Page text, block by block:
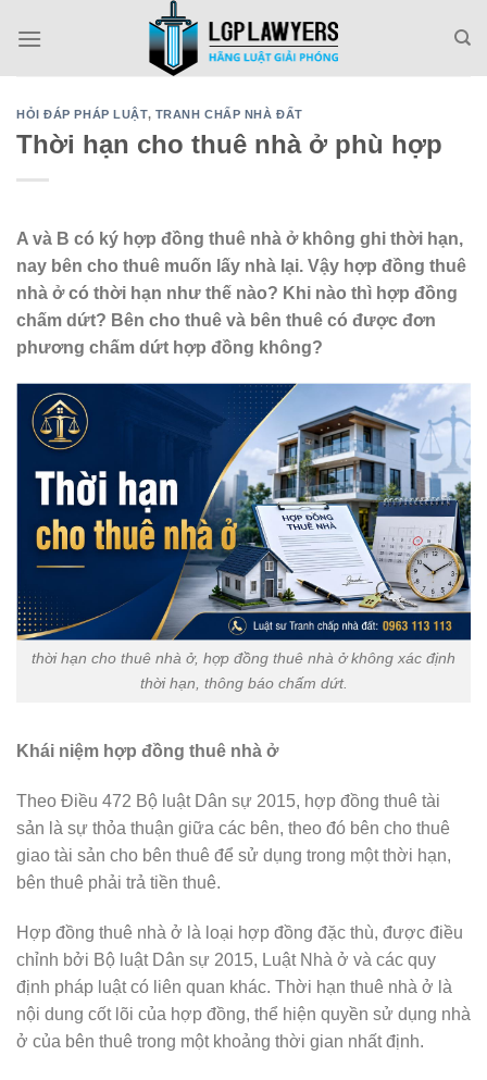
HỎI ĐÁP PHÁP LUẬT, TRANH CHẤP NHÀ ĐẤT
Thời hạn cho thuê nhà ở phù hợp
A và B có ký hợp đồng thuê nhà ở không ghi thời hạn,
nay bên cho thuê muốn lấy nhà lại. Vậy hợp đồng thuê
nhà ở có thời hạn như thế nào? Khi nào thì hợp đồng
chấm dứt? Bên cho thuê và bên thuê có được đơn
phương chấm dứt hợp đồng không?
thời hạn cho thuê nhà ở, hợp đồng thuê nhà ở không xác định
thời hạn, thông báo chấm dứt.
Khái niệm hợp đồng thuê nhà ở
Theo Điều 472 Bộ luật Dân sự 2015, hợp đồng thuê tài
sản là sự thỏa thuận giữa các bên, theo đó bên cho thuê
giao tài sản cho bên thuê để sử dụng trong một thời hạn,
bên thuê phải trả tiền thuê.
Hợp đồng thuê nhà ở là loại hợp đồng đặc thù, được điều
chỉnh bởi Bộ luật Dân sự 2015, Luật Nhà ở và các quy
định pháp luật có liên quan khác. Thời hạn thuê nhà ở là
nội dung cốt lõi của hợp đồng, thể hiện quyền sử dụng nhà
ở của bên thuê trong một khoảng thời gian nhất định.